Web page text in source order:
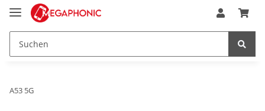
A53 5G